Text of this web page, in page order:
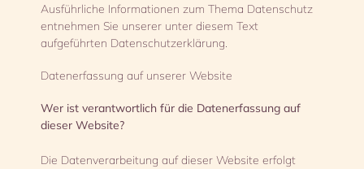
Ausführliche Informationen zum Thema Datenschutz
entnehmen Sie unserer unter diesem Text
aufgeführten Datenschutzerklärung.
Datenerfassung auf unserer Website
Wer ist verantwortlich für die Datenerfassung auf
dieser Website?
Die Datenverarbeitung auf dieser Website erfolgt